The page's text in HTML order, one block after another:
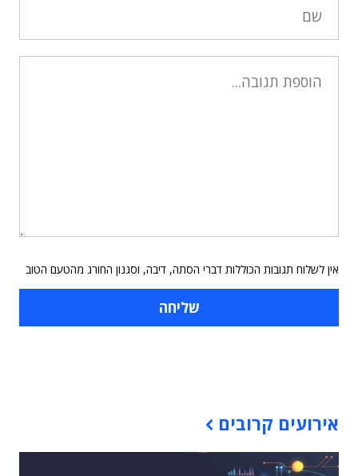
אין לשלוח תגובות הכוללות דברי הסתה, דיבה, וסגנון החורג מהטעם הטוב
אירועים קרובים